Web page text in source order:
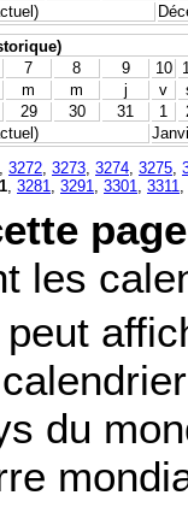
7 8 9 10
m m j v
29 30 31 1
3272 3273 3274 3275
3281 3291 3301 3311
page
les
du